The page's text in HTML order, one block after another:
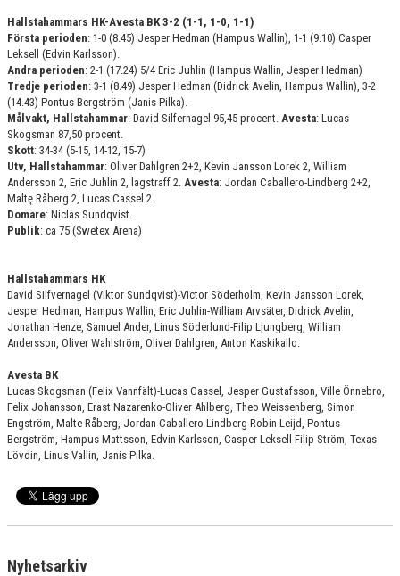
Hallstahammars HK-Avesta BK 3-2 (1-1, 1-0, 1-1)
Första perioden: 1-0 (8.45) Jesper Hedman (Hampus Wallin), 1-1 (9.10) Casper
Leksell (Edvin Karlsson).
Andra perioden: 2-1 (17.24) 5/4 Eric Juhlin (Hampus Wallin, Jesper Hedman)
Tredje perioden: 3-1 (8.49) Jesper Hedman (Didrick Avelin, Hampus Wallin), 3-2
(14.43) Pontus Bergström (Janis Pilka).
Målvakt, Hallstahammar: David Silfernagel 95,45 procent. Avesta: Lucas
Skogsman 87,50 procent.
Skott: 34-34 (5-15, 14-12, 15-7)
Utv, Hallstahammar: Oliver Dahlgren 2+2, Kevin Jansson Lorek 2, William
Andersson 2, Eric Juhlin 2, lagstraff 2. Avesta: Jordan Caballero-Lindberg 2+2,
Maltę Råberg 2, Lucas Cassel 2.
Domare: Niclas Sundqvist.
Publik: ca 75 (Swetex Arena)
Hallstahammars HK
David Silfvernagel (Viktor Sundqvist)-Victor Söderholm, Kevin Jansson Lorek,
Jesper Hedman, Hampus Wallin, Eric Juhlin-William Arvsäter, Didrick Avelin,
Jonathan Henze, Samuel Ander, Linus Söderlund-Filip Ljungberg, William
Andersson, Oliver Wahlström, Oliver Dahlgren, Anton Kaskikallo.
Avesta BK
Lucas Skogsman (Felix Vannfält)-Lucas Cassel, Jesper Gustafsson, Ville Önnebro,
Felix Johansson, Erast Nazarenko-Oliver Ahlberg, Theo Weissenberg, Simon
Engström, Malte Råberg, Jordan Caballero-Lindberg-Robin Leijd, Pontus
Bergström, Hampus Mattsson, Edvin Karlsson, Casper Leksell-Filip Ström, Texas
Lövdin, Linus Vallin, Janis Pilka.
Nyhetsarkiv